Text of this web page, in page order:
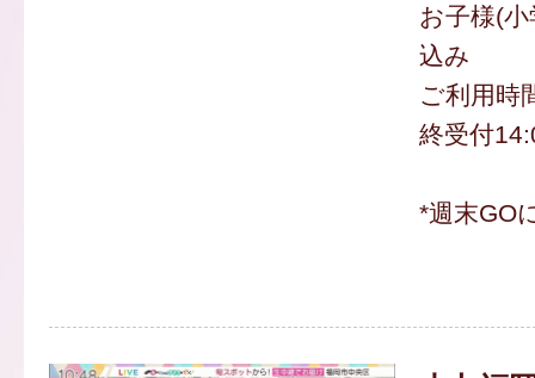
お子様(
込み
ご利用時
終受付
*週末GO